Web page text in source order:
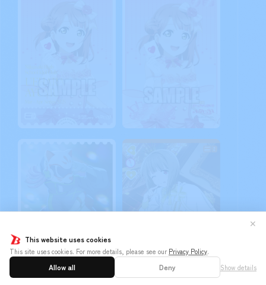
This website uses cookies
This site uses cookies. For more details, please see our Privacy Policy.
Allow all Deny Show details
✕